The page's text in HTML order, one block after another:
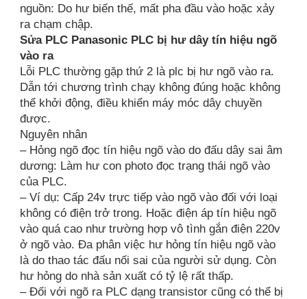
nguồn: Do hư biến thế, mất pha đầu vào hoặc xảy
ra chạm chập.
Sửa PLC Panasonic PLC bị hư dây tín hiệu ngõ
vào ra
Lỗi PLC thường gặp thứ 2 là plc bị hư ngõ vào ra.
Dẫn tới chương trình chạy không đúng hoặc không
thể khởi động, điều khiển máy móc dây chuyền
được.
Nguyên nhân
– Hỏng ngõ đọc tín hiệu ngõ vào do đấu dây sai âm
dương: Làm hư con photo đọc trạng thái ngõ vào
của PLC.
– Ví dụ: Cấp 24v trực tiếp vào ngõ vào đối với loại
không có điện trở trong. Hoặc điện áp tín hiệu ngõ
vào quá cao như trường hợp vô tình gắn điện 220v
ở ngõ vào. Đa phân việc hư hỏng tín hiệu ngõ vào
là do thao tác đấu nối sai của người sử dụng. Còn
hư hỏng do nhà sản xuất có tỷ lệ rất thấp.
– Đối với ngõ ra PLC dạng transistor cũng có thể bị